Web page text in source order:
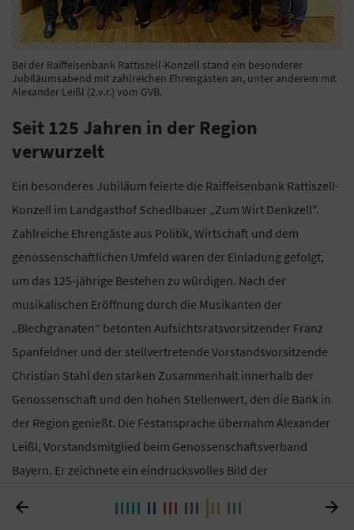
Bei der Raiffeisenbank Rattiszell-Konzell stand ein besonderer
Jubiläumsabend mit zahlreichen Ehrengästen an, unter anderem mit
Alexander Leißl (2.v.r.) vom GVB.
Seit 125 Jahren in der Region
verwurzelt
Ein besonderes Jubiläum feierte die Raiffeisenbank Rattiszell-
Konzell im Landgasthof Schedlbauer „Zum Wirt Denkzell".
Zahlreiche Ehrengäste aus Politik, Wirtschaft und dem
genossenschaftlichen Umfeld waren der Einladung gefolgt,
um das 125-jährige Bestehen zu würdigen. Nach der
musikalischen Eröffnung durch die Musikanten der
„Blechgranaten“ betonten Aufsichtsratsvorsitzender Franz
Spanfeldner und der stellvertretende Vorstandsvorsitzende
Christian Stahl den starken Zusammenhalt innerhalb der
Genossenschaft und den hohen Stellenwert, den die Bank in
der Region genießt. Die Festansprache übernahm Alexander
Leißl, Vorstandsmitglied beim Genossenschaftsverband
Bayern. Er zeichnete ein eindrucksvolles Bild der
Privatvermögen hafteten und die Bank in einer Zeit großer
 